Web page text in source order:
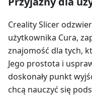
Creality Slicer
użytkownika Cura,
znajomość dla tych,
Jego prostota i
doskonały punkt
chcą nauczyć się